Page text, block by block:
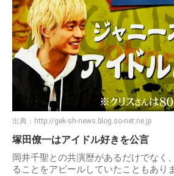
出典： http://gek-sh-news.blog.so-net.ne.jp
塚田僚一はアイドル好きを公言
岡井千聖との共演歴があるだけでな
ることをアピールしていたこともあり